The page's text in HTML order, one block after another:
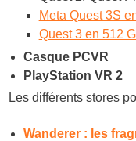
Meta Quest 3S
Quest 3 en 512
Casque PCVR
PlayStation VR 2
Les différents stores
Wanderer : les